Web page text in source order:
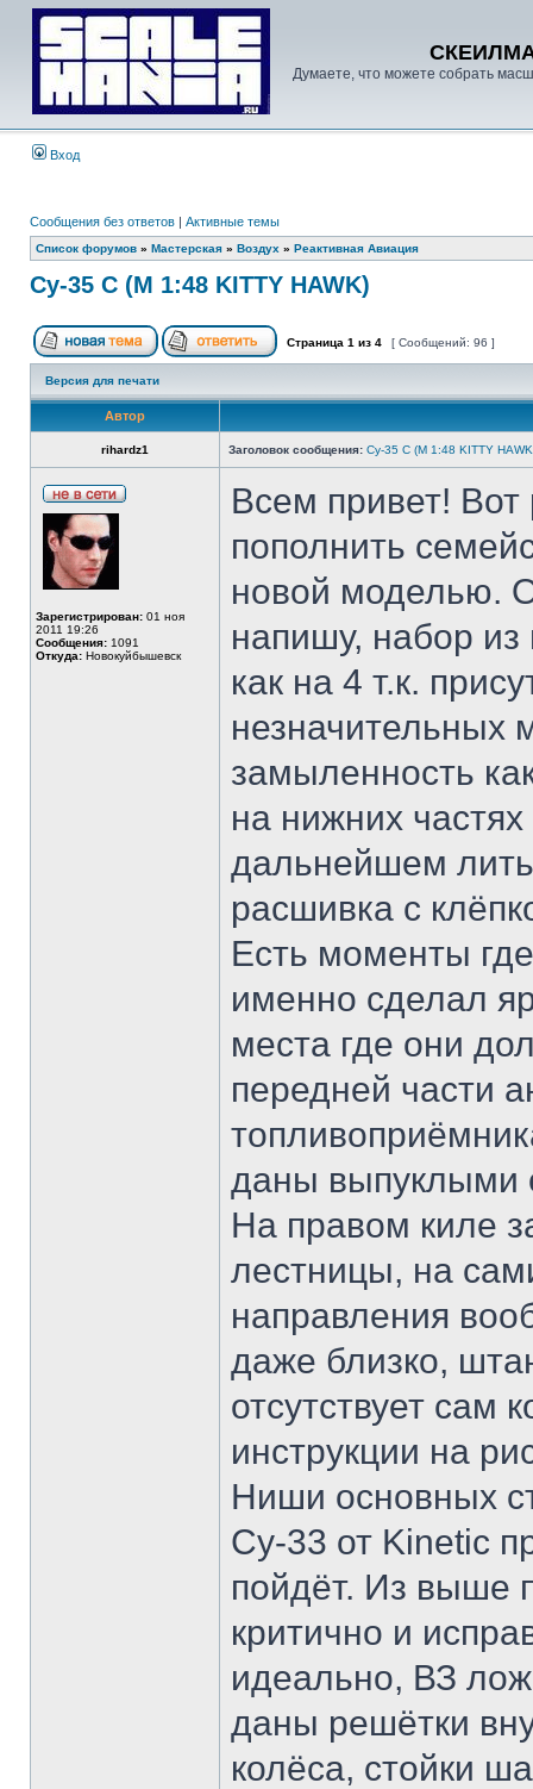
Думаете, что можете собрать
Вход
Сообщения без ответов | Активные темы
Список форумов » Мастерская » Воздух » Реактивная Авиация
Су-35 С (М 1:48 KITTY HAWK)
Страница 1 из 4 [ Сообщений: 96 ]
Версия для печати
Автор
rihardz1 Заголовок сообщения: Су-35 С (М 1:48 KITTY
Зарегистрирован: 01 ноя
2011 19:26
Сообщения: 1091
Откуда: Новокуйбышевск
Всем привет!
пополнить
новой моделью.
напишу, набор
как на 4 т.к.
незначительных
замыленность
на нижних
дальнейшем
расшивка с
Есть моменты
именно сделал
места где они
передней части
даны выпуклыми
На правом киле
лестницы, на
направления
даже близко,
отсутствует сам
инструкции на
Ниши основных
Су-33 от Kinetic
пойдёт. Из выше
критично и
идеально, ВЗ
даны решётки
колёса, стойки